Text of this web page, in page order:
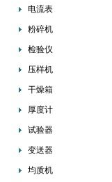
电流表
粉碎机
检验仪
压样机
干燥箱
厚度计
试验器
变送器
均质机